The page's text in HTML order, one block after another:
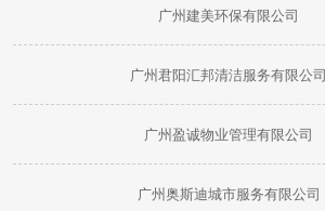
广州建美环保有限公司
广州君阳汇邦清洁服务有限公司
广州盈诚物业管理有限公司
广州奥斯迪城市服务有限公司